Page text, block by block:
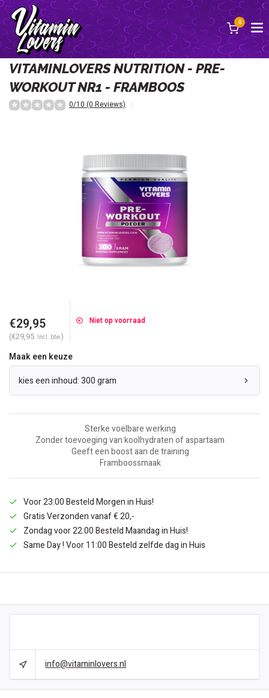
0
Terug
VITAMINLOVERS NUTRITION - PRE-
WORKOUT NR1 - FRAMBOOS
0/10 (0 Reviews)
€29,95
(€29,95 Incl. btw)
Niet op voorraad
Maak een keuze
kies een inhoud: 300 gram
Sterke voelbare werking
Zonder toevoeging van koolhydraten of aspartaam
Geeft een boost aan de training
Framboossmaak
Voor 23:00 Besteld Morgen in Huis!
Gratis Verzonden vanaf € 20,-
Zondag voor 22:00 Besteld Maandag in Huis!
Same Day ! Voor 11:00 Besteld zelfde dag in Huis
info@vitaminlovers.nl